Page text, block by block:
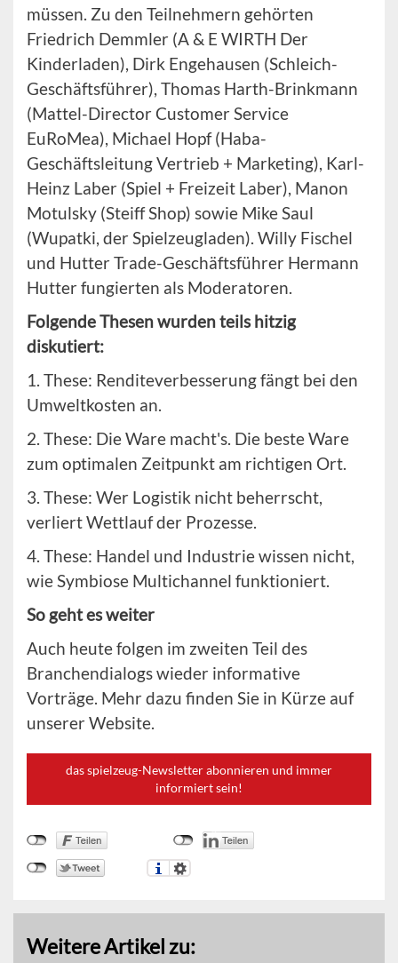
müssen. Zu den Teilnehmern gehörten
Friedrich Demmler (A & E WIRTH Der
Kinderladen), Dirk Engehausen (Schleich-
Geschäftsführer), Thomas Harth-Brinkmann
(Mattel-Director Customer Service
EuRoMea), Michael Hopf (Haba-
Geschäftsleitung Vertrieb + Marketing), Karl-
Heinz Laber (Spiel + Freizeit Laber), Manon
Motulsky (Steiff Shop) sowie Mike Saul
(Wupatki, der Spielzeugladen). Willy Fischel
und Hutter Trade-Geschäftsführer Hermann
Hutter fungierten als Moderatoren.
Folgende Thesen wurden teils hitzig
diskutiert:
1. These: Renditeverbesserung fängt bei den
Umweltkosten an.
2. These: Die Ware macht's. Die beste Ware
zum optimalen Zeitpunkt am richtigen Ort.
3. These: Wer Logistik nicht beherrscht,
verliert Wettlauf der Prozesse.
4. These: Handel und Industrie wissen nicht,
wie Symbiose Multichannel funktioniert.
So geht es weiter
Auch heute folgen im zweiten Teil des
Branchendialogs wieder informative
Vorträge. Mehr dazu finden Sie in Kürze auf
unserer Website.
das spielzeug-Newsletter abonnieren und immer
informiert sein!
Weitere Artikel zu: